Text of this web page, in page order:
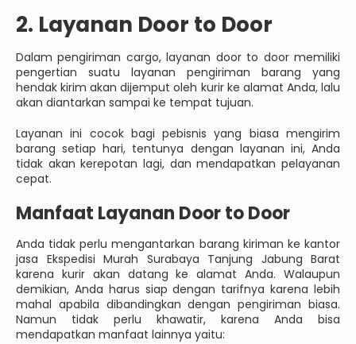
2. Layanan Door to Door
Dalam pengiriman cargo, layanan door to door memiliki
pengertian suatu layanan pengiriman barang yang
hendak kirim akan dijemput oleh kurir ke alamat Anda, lalu
akan diantarkan sampai ke tempat tujuan.
Layanan ini cocok bagi pebisnis yang biasa mengirim
barang setiap hari, tentunya dengan layanan ini, Anda
tidak akan kerepotan lagi, dan mendapatkan pelayanan
cepat.
Manfaat Layanan Door to Door
Anda tidak perlu mengantarkan barang kiriman ke kantor
jasa Ekspedisi Murah Surabaya Tanjung Jabung Barat
karena kurir akan datang ke alamat Anda. Walaupun
demikian, Anda harus siap dengan tarifnya karena lebih
mahal apabila dibandingkan dengan pengiriman biasa.
Namun tidak perlu khawatir, karena Anda bisa
mendapatkan manfaat lainnya yaitu: